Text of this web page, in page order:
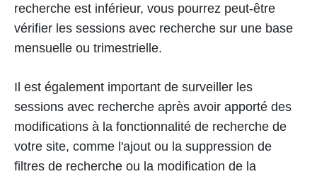
recherche est inférieur, vous pourrez peut-être
vérifier les sessions avec recherche sur une base
mensuelle ou trimestrielle.
Il est également important de surveiller les
sessions avec recherche après avoir apporté des
modifications à la fonctionnalité de recherche de
votre site, comme l'ajout ou la suppression de
filtres de recherche ou la modification de la